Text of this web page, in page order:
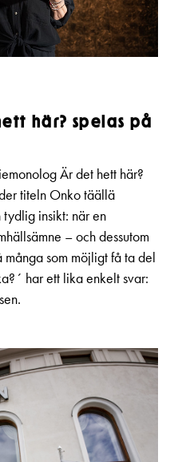
här? spelas på
Är det hett här?
titeln Onko täällä
tydlig insikt: när en
– och dessutom
som möjligt få ta del
har ett lika enkelt svar: